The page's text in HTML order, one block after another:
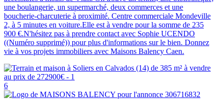
une boulangerie, un supermarché, deux commerces et une
boucherie-charcuterie à proximité. Centre commerciale Mondeville
2, à 5 minutes en voiture.Elle est à vendre pour la somme de 235
900 €.N'hésitez pas à prendre contact avec Sophie UCENDO
((Numéro supprimé)) pour plus d'informations sur le bien. Donnez
vie à vos projets immobiliers avec Maisons Balency Caen.
6